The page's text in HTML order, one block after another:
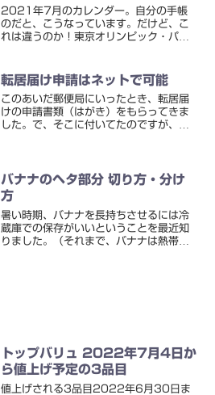
2021年7月のカレンダー。自分の手帳
のだと、こうなっています。だけど、こ
れは違うのか！東京オリンピック・パラ
めに、祝日が変更となっています。祝日
の勘違いに注意！東京オ...
転居届け申請はネットで可能
このあいだ郵便局にいったとき、転居届
けの申請書類（はがき）をもらってきま
した。で、そこに付いてたのですが、い
置いてあった転居届けの...
バナナのヘタ部分 切り方・分け
方
暑い時期、バナナを長持ちさせるには冷
蔵庫での保存がいいということを最近知
りました。（それまで、バナナは熱帯産
トップバリュ 2022年7月4日か
ら値上げ予定の3品目
値上げされる3品目2022年6月30日ま